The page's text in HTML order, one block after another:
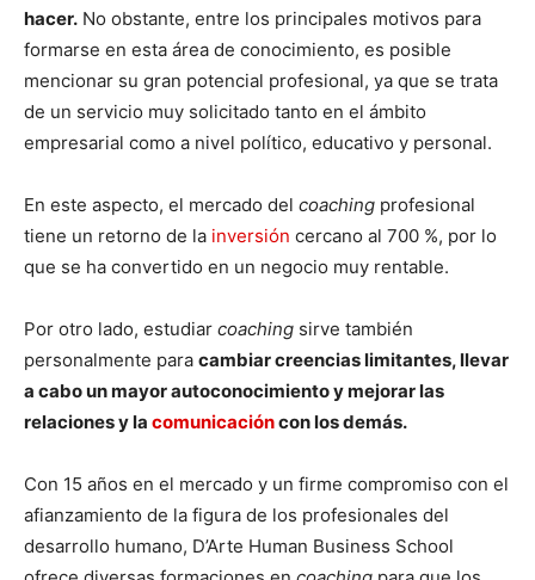
hacer. No obstante, entre los principales motivos para
formarse en esta área de conocimiento, es posible
mencionar su gran potencial profesional, ya que se trata
de un servicio muy solicitado tanto en el ámbito
empresarial como a nivel político, educativo y personal.
En este aspecto, el mercado del coaching profesional
tiene un retorno de la inversión cercano al 700 %, por lo
que se ha convertido en un negocio muy rentable.
Por otro lado, estudiar coaching sirve también
personalmente para cambiar creencias limitantes, llevar
a cabo un mayor autoconocimiento y mejorar las
relaciones y la comunicacióncon los demás.
Con 15 años en el mercado y un firme compromiso con el
afianzamiento de la figura de los profesionales del
desarrollo humano, D’Arte Human Business School